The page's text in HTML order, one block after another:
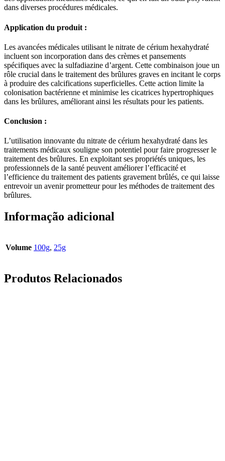
dans diverses procédures médicales.
Application du produit :
Les avancées médicales utilisant le nitrate de cérium hexahydraté
incluent son incorporation dans des crèmes et pansements
spécifiques avec la sulfadiazine d’argent. Cette combinaison joue un
rôle crucial dans le traitement des brûlures graves en incitant le corps
à produire des calcifications superficielles. Cette action limite la
colonisation bactérienne et minimise les cicatrices hypertrophiques
dans les brûlures, améliorant ainsi les résultats pour les patients.
Conclusion :
L’utilisation innovante du nitrate de cérium hexahydraté dans les
traitements médicaux souligne son potentiel pour faire progresser le
traitement des brûlures. En exploitant ses propriétés uniques, les
professionnels de la santé peuvent améliorer l’efficacité et
l’efficience du traitement des patients gravement brûlés, ce qui laisse
entrevoir un avenir prometteur pour les méthodes de traitement des
brûlures.
Informação adicional
Volume 100g, 25g
Produtos Relacionados